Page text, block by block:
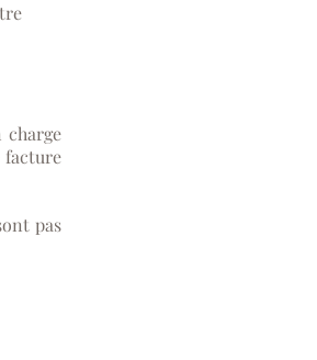
charge
facture
pas